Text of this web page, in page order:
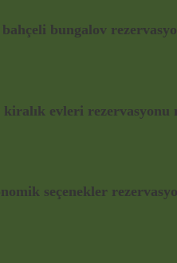
bungalov
evleri rezervasyonu
seçenekler